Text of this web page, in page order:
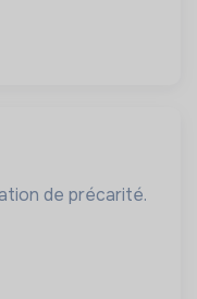
de précarité.